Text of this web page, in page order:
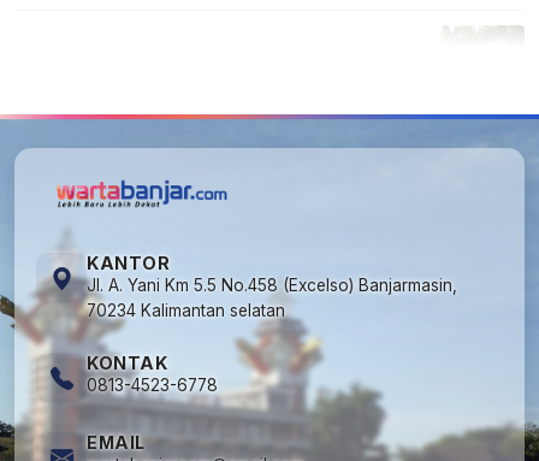
KANTOR
Jl. A. Yani Km 5.5 No.458 (Excelso) Banjarmasin,
70234 Kalimantan selatan
KONTAK
0813-4523-6778
EMAIL